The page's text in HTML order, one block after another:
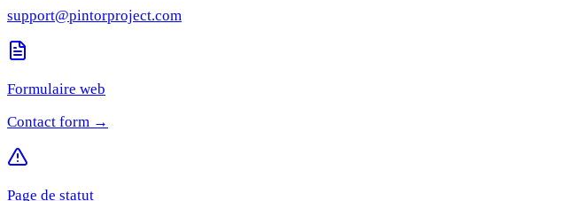
support@pintorproject.com
Formulaire web
Contact form →
Page de statut